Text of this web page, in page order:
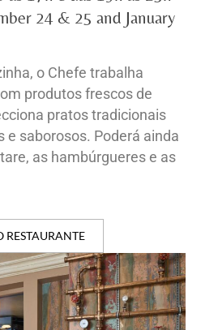
24 & 25 and January
o Chefe trabalha
produtos frescos de
pratos tradicionais
e saborosos. Poderá ainda
as hambúrgueres e as
RESTAURANTE